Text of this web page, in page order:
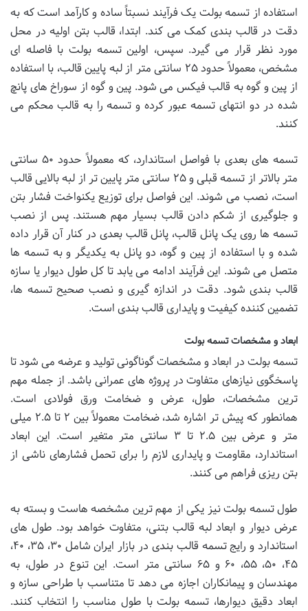
استفاده از تسمه بولت یک فرآیند نسبتاً ساده و کارآمد است که به
دقت در قالب بندی کمک می کند. ابتدا، قالب بتن اولیه در محل
مورد نظر قرار می گیرد. سپس، اولین تسمه بولت با فاصله ای
مشخص، معمولاً حدود ۲۵ سانتی متر از لبه پایین قالب، با استفاده
از پین و گوه به قالب فیکس می شود. پین و گوه از سوراخ های پانچ
شده در دو انتهای تسمه عبور کرده و تسمه را به قالب محکم می
کنند.
تسمه های بعدی با فواصل استاندارد، که معمولاً حدود ۵۰ سانتی
متر بالاتر از تسمه قبلی و ۲۵ سانتی متر پایین تر از لبه بالایی قالب
است، نصب می شوند. این فواصل برای توزیع یکنواخت فشار بتن
و جلوگیری از شکم دادن قالب بسیار مهم هستند. پس از نصب
تسمه ها روی یک پانل قالب، پانل قالب بعدی در کنار آن قرار داده
شده و با استفاده از پین و گوه، دو پانل به یکدیگر و به تسمه ها
متصل می شوند. این فرآیند ادامه می یابد تا کل طول دیوار یا سازه
قالب بندی شود. دقت در اندازه گیری و نصب صحیح تسمه ها،
تضمین کننده کیفیت و پایداری قالب بندی است.
ابعاد و مشخصات تسمه بولت
تسمه بولت در ابعاد و مشخصات گوناگونی تولید و عرضه می شود تا
پاسخگوی نیازهای متفاوت در پروژه های عمرانی باشد. از جمله مهم
ترین مشخصات، طول، عرض و ضخامت ورق فولادی است.
همانطور که پیش تر اشاره شد، ضخامت معمولاً بین ۲ تا ۲.۵ میلی
متر و عرض بین ۲.۵ تا ۳ سانتی متر متغیر است. این ابعاد
استاندارد، مقاومت و پایداری لازم را برای تحمل فشارهای ناشی از
بتن ریزی فراهم می کنند.
طول تسمه بولت نیز یکی از مهم ترین مشخصه هاست و بسته به
عرض دیوار و ابعاد لبه قالب بتنی، متفاوت خواهد بود. طول های
استاندارد و رایج تسمه قالب بندی در بازار ایران شامل ۳۰، ۳۵، ۴۰،
۴۵، ۵۰، ۵۵، ۶۰ و ۶۵ سانتی متر است. این تنوع در طول، به
مهندسان و پیمانکاران اجازه می دهد تا متناسب با طراحی سازه و
ابعاد دقیق دیوارها، تسمه بولت با طول مناسب را انتخاب کنند.